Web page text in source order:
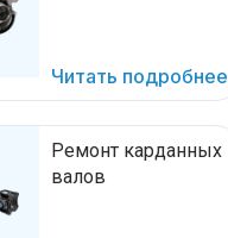
Читать подробнее
Ремонт карданных
валов